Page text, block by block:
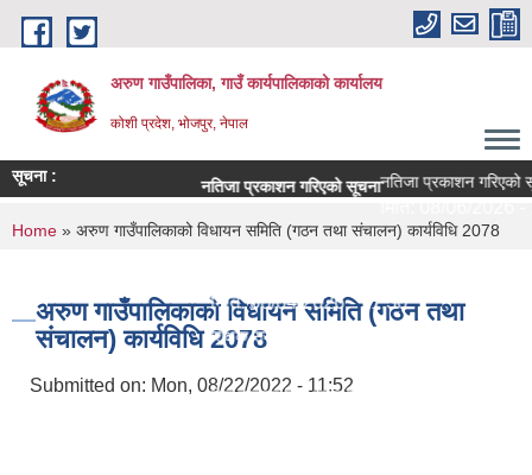
Skip to main content
अरुण गाउँपालिका, गाउँ कार्यपालिकाको कार्यालय
कोशी प्रदेश, भोजपुर, नेपाल
सूचना :
नतिजा प्रकाशन गरिएको सूचनानतिजा प्रकाशन गरिएको
मिति:08/04/2026 - 11:30
शिक्षक सरुवा सहमतिका लागि दरखास्त आह्वान - श्री
सेवा करारमा लिने सम्बन्धी सूचना ।
You are here
Home » अरुण गाउँपालिकाको विधायन समिति (गठन तथा संचालन) कार्यविधि 2078
अरुण गाउँपालिकाको विधायन समिति (गठन तथा
संचालन) कार्यविधि 2078
Submitted on: Mon, 08/22/2022 - 11:52